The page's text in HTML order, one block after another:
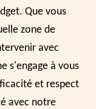
Que vous
zone de
avec
s'engage à vous
et respect
avec notre